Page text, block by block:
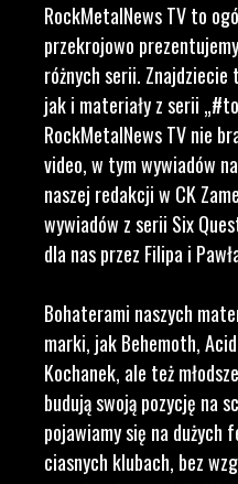
RockMetalNews TV to
przekrojowo
różnych serii.
jak i materiały z serii
RockMetalNews TV nie
video, w tym wywiadów
naszej redakcji w CK
wywiadów z serii Six
dla nas przez Filipa i
Bohaterami naszych
marki, jak Behemoth,
Kochanek, ale też
budują swoją pozycję na
pojawiamy się na dużych
ciasnych klubach, bez